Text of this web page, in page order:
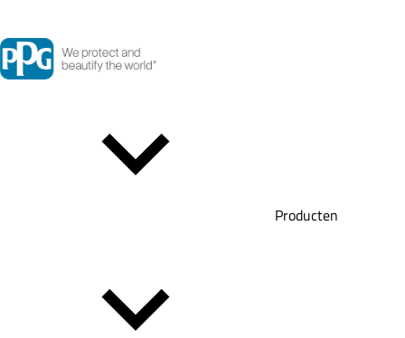
Producten